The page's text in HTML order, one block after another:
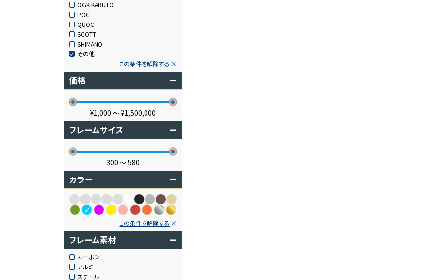
OGK KABUTO
POC
QUOC
SCOTT
SHIMANO
その他
この条件を解除する
価格 ー
¥1,000 〜¥1,500,000
フレームサイズ ー
300 〜580
カラー ー
この条件を解除する
フレーム素材 ー
カーボン
アルミ
スチール